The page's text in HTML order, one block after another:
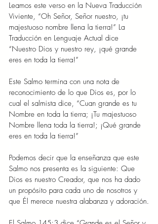
Leamos este verso en la Nueva Traducción
Viviente, “Oh Señor, Señor nuestro, ¡tu
majestuoso nombre llena la tierra!” La
Traducción en Lenguaje Actual dice
“Nuestro Dios y nuestro rey, ¡qué grande
eres en toda la tierra!”
Este Salmo termina con una nota de
reconocimiento de lo que Dios es, por lo
cual el salmista dice, “Cuan grande es tu
Nombre en toda la tierra; ¡Tu majestuoso
Nombre llena toda la tierra!; ¡Qué grande
eres en toda la tierra!”
Podemos decir que la enseñanza que este
Salmo nos presenta es la siguiente: Que
Dios es nuestro Creador, que nos ha dado
un propósito para cada uno de nosotros y
que Él merece nuestra alabanza y adoración.